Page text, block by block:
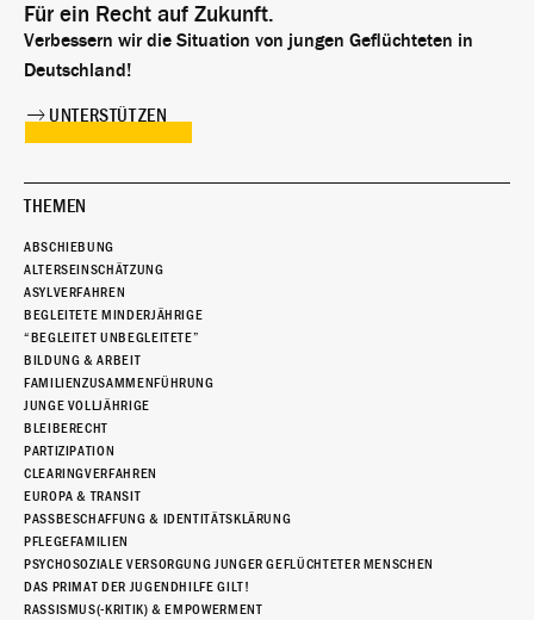
Für ein Recht auf Zukunft.
Verbessern wir die Situation von jungen Geflüchteten in
Deutschland!
UNTERSTÜTZEN
THEMEN
ABSCHIEBUNG
ALTERSEINSCHÄTZUNG
ASYLVERFAHREN
BEGLEITETE MINDERJÄHRIGE
“BEGLEITET UNBEGLEITETE”
BILDUNG & ARBEIT
FAMILIENZUSAMMENFÜHRUNG
JUNGE VOLLJÄHRIGE
BLEIBERECHT
PARTIZIPATION
CLEARINGVERFAHREN
EUROPA & TRANSIT
PASSBESCHAFFUNG & IDENTITÄTSKLÄRUNG
PFLEGEFAMILIEN
PSYCHOSOZIALE VERSORGUNG JUNGER GEFLÜCHTETER MENSCHEN
DAS PRIMAT DER JUGENDHILFE GILT!
RASSISMUS(-KRITIK) & EMPOWERMENT